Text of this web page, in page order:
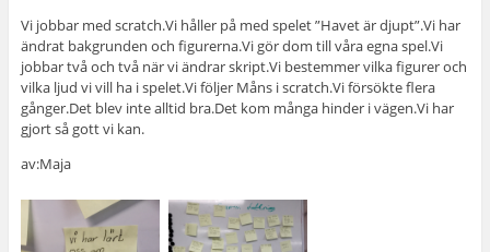
Vi jobbar med scratch.Vi håller på med spelet ”Havet är djupt”.Vi har
ändrat bakgrunden och figurerna.Vi gör dom till våra egna spel.Vi
jobbar två och två när vi ändrar skript.Vi bestemmer vilka figurer och
vilka ljud vi vill ha i spelet.Vi följer Måns i scratch.Vi försökte flera
gånger.Det blev inte alltid bra.Det kom många hinder i vägen.Vi har
gjort så gott vi kan.
av:Maja